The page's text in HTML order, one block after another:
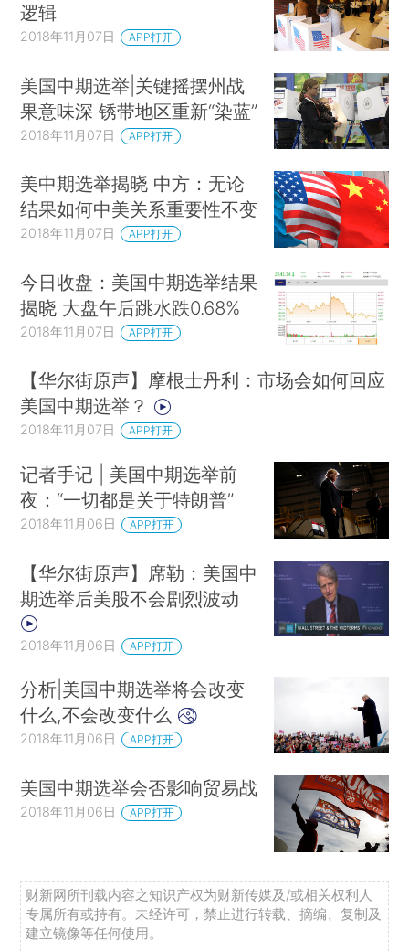
逻辑
2018年11月07日 APP打开
美国中期选举|关键摇摆州战
果意味深 锈带地区重新“染蓝”
2018年11月07日 APP打开
美中期选举揭晓 中方：无论
结果如何中美关系重要性不变
2018年11月07日 APP打开
今日收盘：美国中期选举结果
揭晓 大盘午后跳水跌0.68%
2018年11月07日 APP打开
【华尔街原声】摩根士丹利：市场会如何回应
美国中期选举？
2018年11月07日 APP打开
记者手记 | 美国中期选举前
夜：“一切都是关于特朗普”
2018年11月06日 APP打开
【华尔街原声】席勒：美国中
期选举后美股不会剧烈波动
2018年11月06日 APP打开
分析|美国中期选举将会改变
什么,不会改变什么
2018年11月06日 APP打开
美国中期选举会否影响贸易战
2018年11月06日 APP打开
财新网所刊载内容之知识产权为财新传媒及/或相关权利人
专属所有或持有。未经许可，禁止进行转载、摘编、复制及
建立镜像等任何使用。